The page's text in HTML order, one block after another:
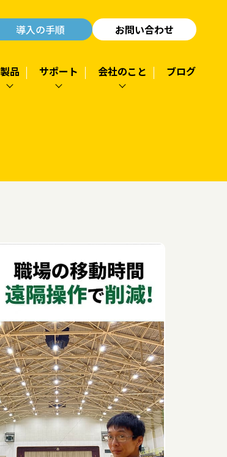
導入の手順 お問い合わせ
製品 サポート 会社のこと ブログ